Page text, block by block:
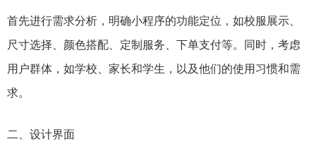
首先进行需求分析，明确小程序的功能定位，如校服展示、
尺寸选择、颜色搭配、定制服务、下单支付等。同时，考虑
用户群体，如学校、家长和学生，以及他们的使用习惯和需
求。
二、设计界面